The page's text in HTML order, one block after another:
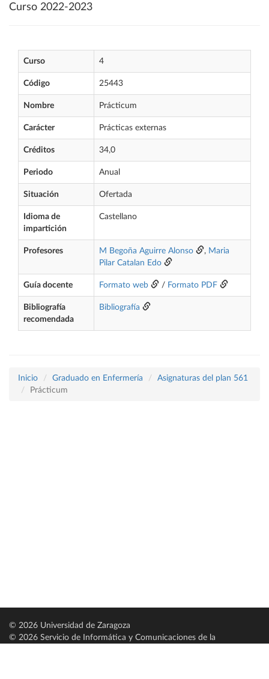
Curso 2022-2023
Curso 4
Código 25443
Nombre Prácticum
Carácter Prácticas externas
Créditos 34,0
Periodo Anual
Situación Ofertada
Idioma de
impartición
Castellano
Profesores M Begoña Aguirre Alonso , Maria
Pilar Catalan Edo
Guía docente Formato web / Formato PDF
Bibliografía
recomendada
Bibliografía
Inicio Graduado en Enfermería
Asignaturas del plan 561
Prácticum
© 2026 Universidad de Zaragoza
© 2026 Servicio de Informática y Comunicaciones de la